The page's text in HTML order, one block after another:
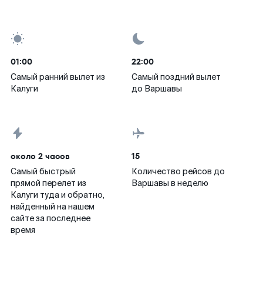
01:00
Самый ранний вылет из
Калуги
22:00
Самый поздний вылет
до Варшавы
около 2 часов
Самый быстрый
прямой перелет из
Калуги туда и обратно,
найденный на нашем
сайте за последнее
время
15
Количество рейсов до
Варшавы в неделю